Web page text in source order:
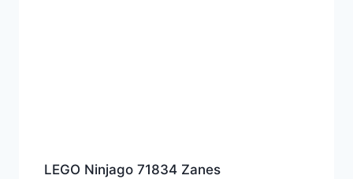
LEGO Ninjago 71834 Zanes